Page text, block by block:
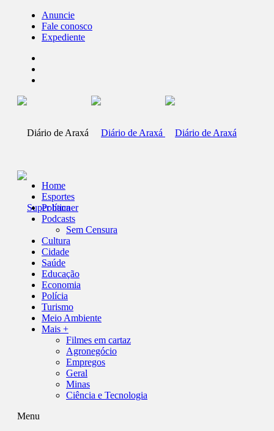
Anuncie
Fale conosco
Expediente
Home
Esportes
Política
Podcasts
Sem Censura
Cultura
Cidade
Saúde
Educação
Economia
Polícia
Turismo
Meio Ambiente
Mais +
Filmes em cartaz
Agronegócio
Empregos
Geral
Minas
Ciência e Tecnologia
Menu